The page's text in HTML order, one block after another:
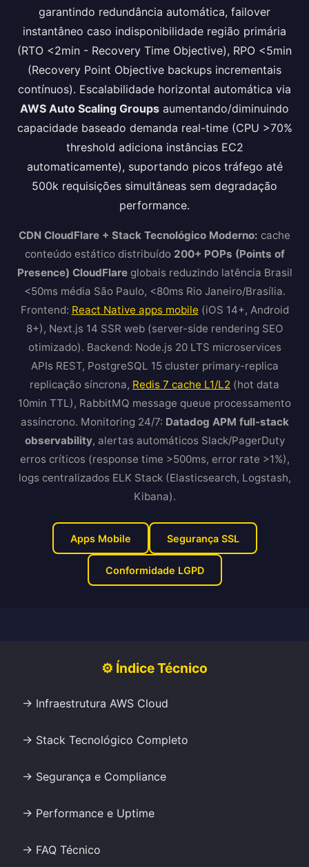
garantindo redundância automática, failover
instantâneo caso indisponibilidade região primária
(RTO <2min - Recovery Time Objective), RPO <5min
(Recovery Point Objective backups incrementais
contínuos). Escalabilidade horizontal automática via
AWS Auto Scaling Groups aumentando/diminuindo
capacidade baseado demanda real-time (CPU >70%
threshold adiciona instâncias EC2
automaticamente), suportando picos tráfego até
500k requisições simultâneas sem degradação
performance.
CDN CloudFlare + Stack Tecnológico Moderno: cache
conteúdo estático distribuído 200+ POPs (Points of
Presence) CloudFlareglobais reduzindo latência Brasil
<50ms média São Paulo, <80ms Rio Janeiro/Brasília.
Frontend: React Native apps mobile (iOS 14+, Android
8+), Next.js 14 SSR web (server-side rendering SEO
otimizado). Backend: Node.js 20 LTS microservices
APIs REST, PostgreSQL 15 cluster primary-replica
replicação síncrona, Redis 7 cache L1/L2 (hot data
10min TTL), RabbitMQ message queue processamento
assíncrono. Monitoring 24/7: Datadog APM full-stack
observability, alertas automáticos Slack/PagerDuty
erros críticos (response time >500ms, error rate >1%),
logs centralizados ELK Stack (Elasticsearch, Logstash,
Kibana).
Apps Mobile Segurança SSL
Conformidade LGPD
⚙️ Índice Técnico
→ Infraestrutura AWS Cloud
→ Stack Tecnológico Completo
→ Segurança e Compliance
→ Performance e Uptime
→ FAQ Técnico